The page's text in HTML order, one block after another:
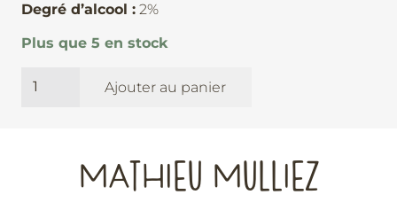
Degré d’alcool : 2%
Plus que 5 en stock
de
Domaine
Ajouter au panier
MATHIEU MULLIEZ